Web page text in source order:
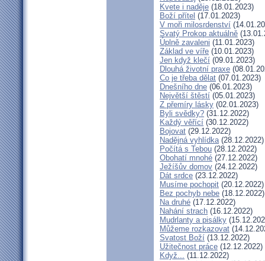
Kvete i naděje (18.01.2023)
Boží přítel (17.01.2023)
V moři milosrdenství
Svatý Prokop aktuálně
Úplně zavaleni (11.01.2023)
Základ ve víře (10.01.2023)
Jen když klečí (09.01.2023)
Dlouhá životní praxe
Co je třeba dělat (07.01.2023)
Dnešního dne (06.01.2023)
Největší štěstí (05.01.2023)
Z přemíry lásky (02.01.2023)
Byli svědky? (31.12.2022)
Každý věřící (30.12.2022)
Bojovat (29.12.2022)
Nadějná vyhlídka(28.12.2022)
Počítá s Tebou (28.12.2022)
Obohatí mnohé (27.12.2022)
Ježíšův domov (24.12.2022)
Dát srdce (23.12.2022)
Musíme pochopit (20.12.2022)
Bez pochyb nebe (18.12.2022)
Na druhé (17.12.2022)
Nahání strach (16.12.2022)
Mudrlanty a pisálky
Můžeme rozkazovat
Svatost Boží (13.12.2022)
Užitečnost práce (12.12.2022)
Když... (11.12.2022)